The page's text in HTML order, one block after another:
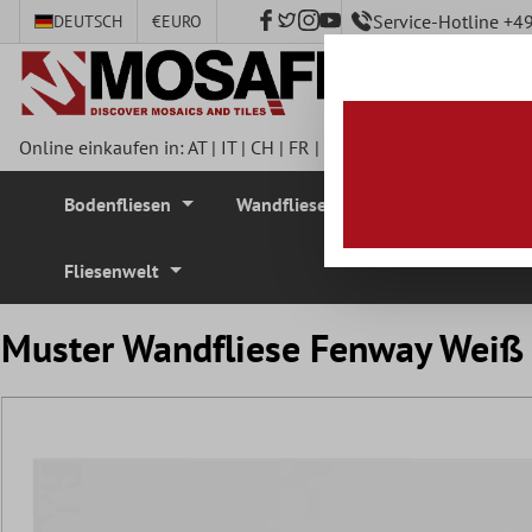
springen
DEUTSCH €EURO Service-Hotline
Online einkaufen in:AT| IT| CH | FR |
Bodenfliesen Wandfliesen
Fliesenwelt
Muster Wandfliese Fenway